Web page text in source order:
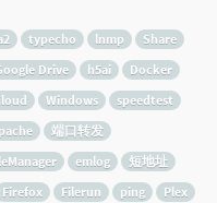
typecho lnmp
Share
Drive h5ai
Docker
Windows
speedtest
端口转发
emlog
短地址
Firefox Filerun ping Plex